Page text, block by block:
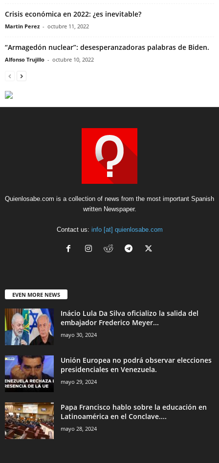
Crisis económica en 2022: ¿es inevitable?
Martin Perez - octubre 11, 2022
“Armagedón nuclear”: desesperanzadoras palabras de Biden.
Alfonso Trujillo - octubre 10, 2022
Quienlosabe.com is a collection of news from the most important Spanish
written Newspaper.
Contact us: info [at] quienlosabe.com
EVEN MORE NEWS
Inácio Lula Da Silva oficializo la salida del
embajador Frederico Meyer...
mayo 30, 2024
Unión Europea no podrá observar elecciones
presidenciales en Venezuela.
mayo 29, 2024
Papa Francisco hablo sobre la educación en
Latinoamérica en el Conclave....
mayo 28, 2024